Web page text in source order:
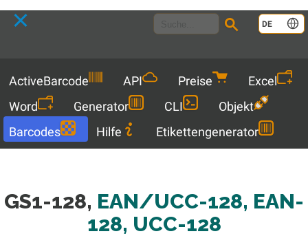
DE
ActiveBarcode API Preise
Excel
Word
Generator CLI
Objekt
Barcodes
Hilfe Etikettengenerator
GS1-128, EAN/UCC-128, EAN-
128, UCC-128